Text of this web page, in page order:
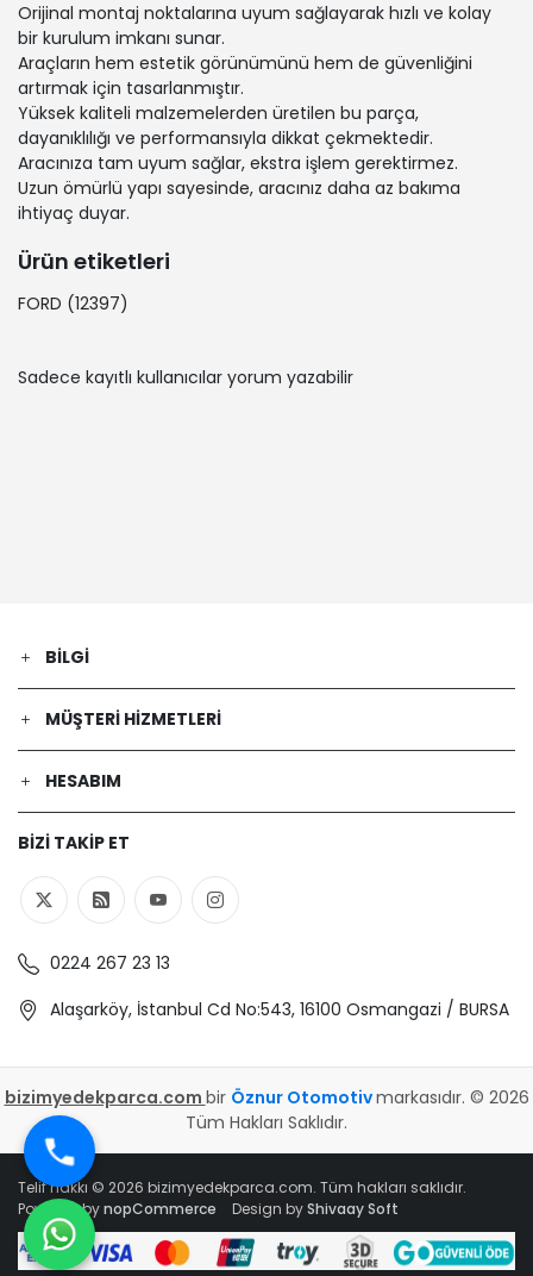
Orijinal montaj noktalarına uyum sağlayarak hızlı ve kolay
bir kurulum imkanı sunar.
Araçların hem estetik görünümünü hem de güvenliğini
artırmak için tasarlanmıştır.
Yüksek kaliteli malzemelerden üretilen bu parça,
dayanıklılığı ve performansıyla dikkat çekmektedir.
Aracınıza tam uyum sağlar, ekstra işlem gerektirmez.
Uzun ömürlü yapı sayesinde, aracınız daha az bakıma
ihtiyaç duyar.
Ürün etiketleri
FORD (12397)
Sadece kayıtlı kullanıcılar yorum yazabilir
BILGI
MÜŞTERI HIZMETLERI
HESABIM
BIZI TAKIP ET
0224 267 23 13
Alaşarköy, İstanbul Cd No:543, 16100 Osmangazi / BURSA
bizimyedekparca.com bir Öznur Otomotivmarkasıdır. © 2026
Tüm Hakları Saklıdır.
Telif hakkı © 2026 bizimyedekparca.com. Tüm hakları saklıdır.
Powered bynopCommerce Design byShivaay Soft